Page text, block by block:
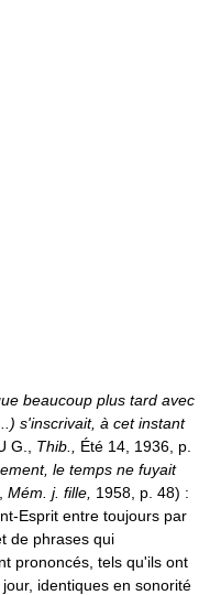
beaucoup plus tard avec
s'inscrivait, à cet instant
G., Thib., Été 14, 1936, p.
le temps ne fuyait
Mém. j. fille, 1958, p. 48) :
Esprit entre toujours par
de phrases qui
prononcés, tels qu'ils ont
identiques en sonorité